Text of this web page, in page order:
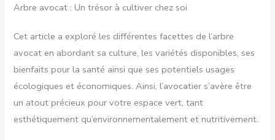
Arbre avocat : Un trésor à cultiver chez soi
Cet article a exploré les différentes facettes de l’arbre
avocat en abordant sa culture, les variétés disponibles, ses
bienfaits pour la santé ainsi que ses potentiels usages
écologiques et économiques. Ainsi, l’avocatier s’avère être
un atout précieux pour votre espace vert, tant
esthétiquement qu’environnementalement et nutritivement.